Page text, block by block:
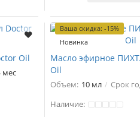
Oil
мес
Ваша скидка: -15%
Новинка
Масло эфирное
Oil
Объем: 10 мл Срок
Наличие: